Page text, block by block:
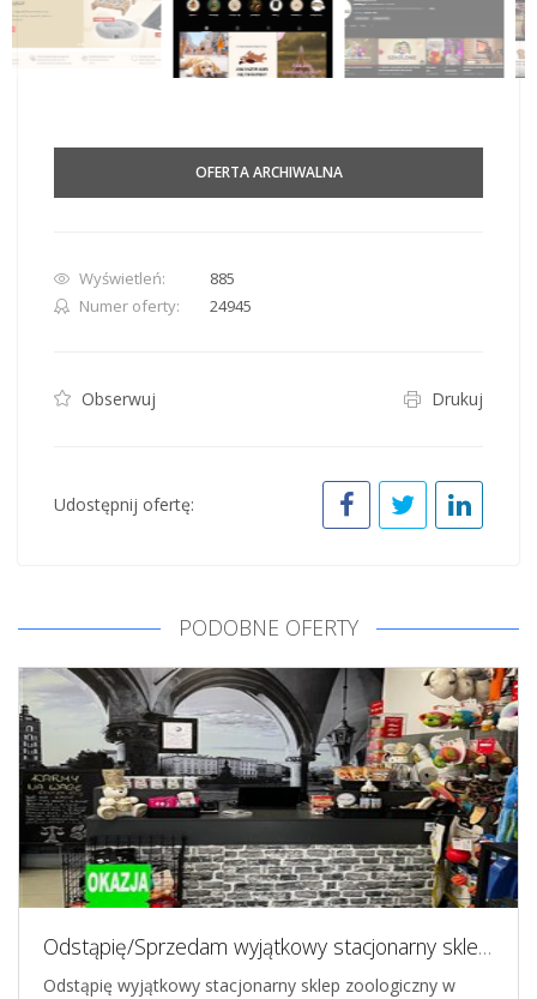
OFERTA ARCHIWALNA
Wyświetleń:
885
Numer oferty:
24945
Obserwuj Drukuj
Udostępnij ofertę:
PODOBNE OFERTY
Odstąpię/Sprzedam wyjątkowy stacjonarny sklep zoologiczny w centrum Krakowa
Odstąpię wyjątkowy stacjonarny sklep zoologiczny w